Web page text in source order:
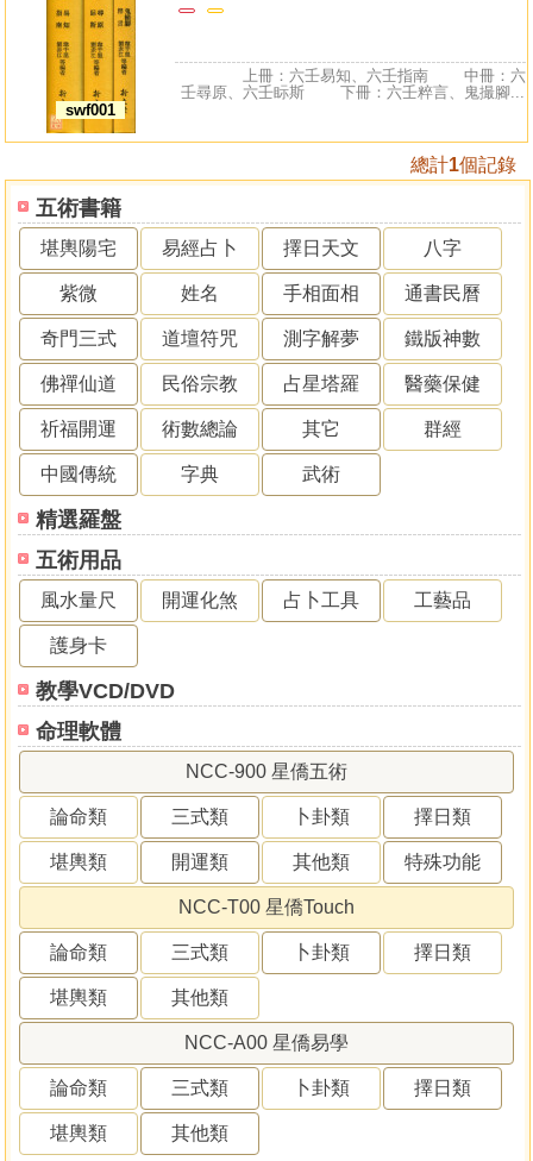
五術書籍
堪輿陽宅 易經占卜 擇日天文 八字
紫微 姓名 手相面相 通書民曆
奇門三式 道壇符咒 測字解夢 鐵版神數
佛禪仙道 民俗宗教 占星塔羅 醫藥保健
祈福開運 術數總論 其它 群經
中國傳統 字典 武術
精選羅盤
五術用品
風水量尺 開運化煞 占卜工具 工藝品
護身卡
教學VCD/DVD
命理軟體
NCC-900 星僑五術
論命類 三式類 卜卦類 擇日類
堪輿類 開運類 其他類 特殊功能
NCC-T00 星僑Touch
論命類 三式類 卜卦類 擇日類
堪輿類 其他類
NCC-A00 星僑易學
論命類 三式類 卜卦類 擇日類
堪輿類 其他類
swf001
上冊：六壬易知、六壬指南 中冊：六
壬尋原、六壬眎斯 下冊：六壬粹言、鬼撮腳...
總計1個記錄